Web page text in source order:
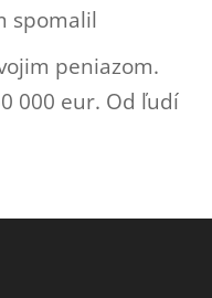
spomalil
peniazom.
000 eur. Od ľudí